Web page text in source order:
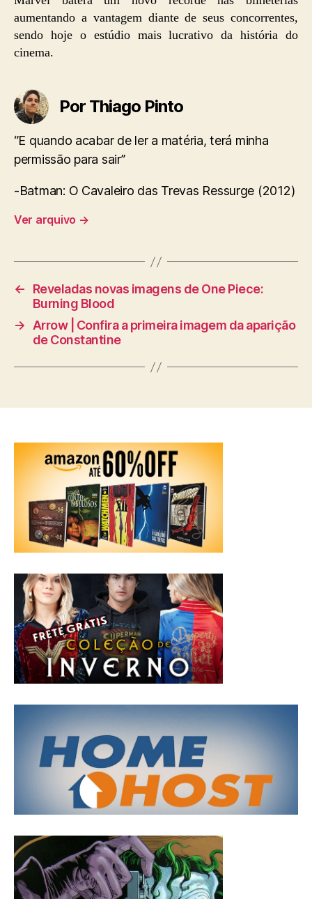
aumentando a vantagem diante de seus concorrentes,
sendo hoje o estúdio mais lucrativo da história do
cinema.
Por Thiago Pinto
‘’E quando acabar de ler a matéria, terá minha
permissão para sair’’
-Batman: O Cavaleiro das Trevas Ressurge (2012)
Ver arquivo →
←
Reveladas novas imagens de One Piece:
Burning Blood
→ Arrow | Confira a primeira imagem da aparição
de Constantine